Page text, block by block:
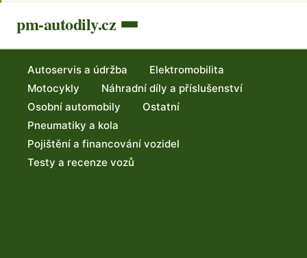
pm-autodily.cz
Autoservis a údržba
Elektromobilita
Motocykly
Náhradní díly a příslušenství
Osobní automobily
Ostatní
Pneumatiky a kola
Pojištění a financování vozidel
Testy a recenze vozů